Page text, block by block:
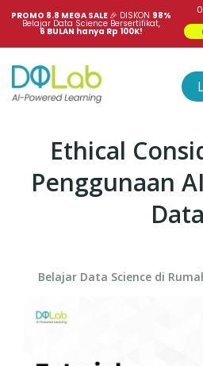
PROMO 8.8 MEGA SALE 🎉 DISKON 98%
Belajar Data Science Bersertifikat,
6 BULAN hanya Rp 100K!
0
Ethical
Penggunaan
Data
Belajar Data Science di